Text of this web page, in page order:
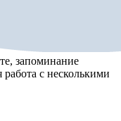
запоминание
работа с несколькими